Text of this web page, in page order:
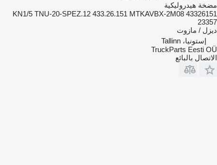
مضخة هيدروليكية
KN1/5 TNU-20-SPEZ.12 433.26.151 MTKAVBX-2M08 43326151
23357
ديزل / مازوت
إستونيا، Tallinn
TruckParts Eesti OÜ
الاتصال بالبائع